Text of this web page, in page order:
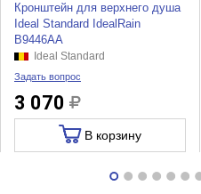
Кронштейн для верхнего душа
Ideal Standard IdealRain
B9446AA
Ideal Standard
Задать вопрос
3 070
В корзину